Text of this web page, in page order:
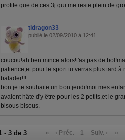
profite que de ces 3j qui me reste plein de
tidragon33
publié le 02/09/2010 à 12:41
coucou!ah ben mince alors!t'as pas de
patience,et pour le sport tu verras plus tard
balader!!!
bon je te souhaite un bon jeudi!moi mes
avaient hâte d'y être pour les 2 petits,et le
bisous bisous.
- 3 de 3 « ‹ Préc. 1 Suiv. › »